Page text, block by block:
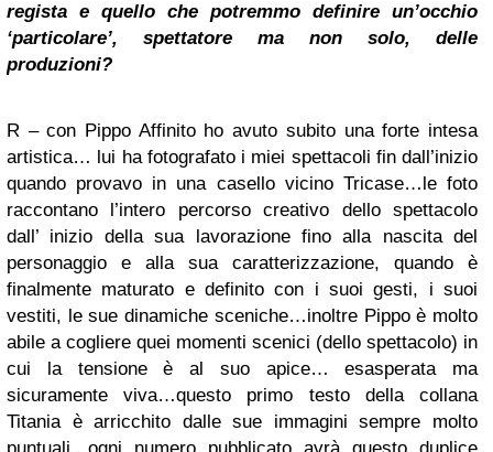
regista e quello che potremmo definire un’occhio
‘particolare’, spettatore ma non solo, delle
produzioni?
R – con Pippo Affinito ho avuto subito una forte intesa
artistica… lui ha fotografato i miei spettacoli fin dall’inizio
quando provavo in una casello vicino Tricase…le foto
raccontano l’intero percorso creativo dello spettacolo
dall’ inizio della sua lavorazione fino alla nascita del
personaggio e alla sua caratterizzazione, quando è
finalmente maturato e definito con i suoi gesti, i suoi
vestiti, le sue dinamiche sceniche…inoltre Pippo è molto
abile a cogliere quei momenti scenici (dello spettacolo) in
cui la tensione è al suo apice… esasperata ma
sicuramente viva…questo primo testo della collana
Titania è arricchito dalle sue immagini sempre molto